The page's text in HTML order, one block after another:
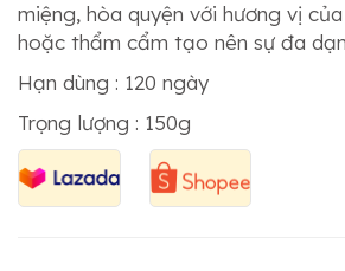
miệng, hòa quyện với hương vị
hoặc thẩm cẩm tạo nên sự đa
Hạn dùng : 120 ngày
Trọng lượng : 150g